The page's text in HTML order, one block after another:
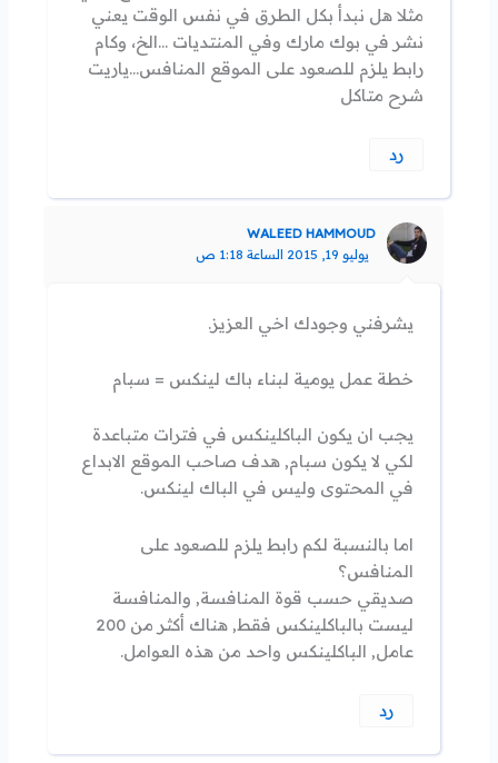
مثلا هل نبدأ بكل الطرق في نفس الوقت يعني
نشر في بوك مارك وفي المنتديات …الخ، وكام
رابط يلزم للصعود على الموقع المنافس…ياريت
شرح متاكل
رد
WALEED HAMMOUD
يوليو 19, 2015 الساعة 1:18 ص
يشرفني وجودك اخي العزيز.
خطة عمل يومية لبناء باك لينكس = سبام
يجب ان يكون الباكلينكس في فترات متباعدة
لكي لا يكون سبام, هدف صاحب الموقع الابداع
في المحتوى وليس في الباك لينكس.
اما بالنسبة لكم رابط يلزم للصعود على
المنافس؟
صديقي حسب قوة المنافسة, والمنافسة
ليست بالباكلينكس فقط, هناك أكثر من 200
عامل, الباكلينكس واحد من هذه العوامل.
رد